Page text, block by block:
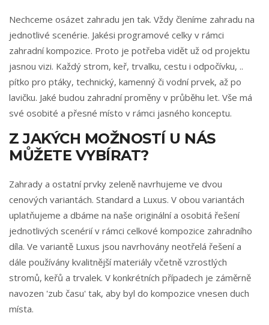
Nechceme osázet zahradu jen tak. Vždy členíme zahradu na
jednotlivé scenérie. Jakési programové celky v rámci
zahradní kompozice. Proto je potřeba vidět už od projektu
jasnou vizi. Každý strom, keř, trvalku, cestu i odpočívku, ..
pítko pro ptáky, technický, kamenný či vodní prvek, až po
lavičku. Jaké budou zahradní proměny v průběhu let. Vše má
své osobité a přesné místo v rámci jasného konceptu.
Z JAKÝCH MOŽNOSTÍ U NÁS
MŮŽETE VYBÍRAT?
Zahrady a ostatní prvky zeleně navrhujeme ve dvou
cenových variantách. Standard a Luxus. V obou variantách
uplatňujeme a dbáme na naše originální a osobitá řešení
jednotlivých scenérií v rámci celkové kompozice zahradního
díla. Ve variantě Luxus jsou navrhovány neotřelá řešení a
dále používány kvalitnější materiály včetně vzrostlých
stromů, keřů a trvalek. V konkrétních případech je záměrně
navozen 'zub času' tak, aby byl do kompozice vnesen duch
místa.